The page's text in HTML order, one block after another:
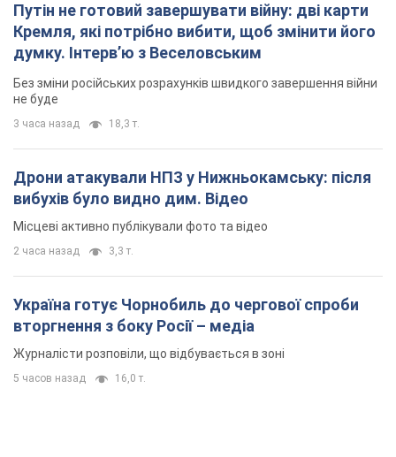
Путін не готовий завершувати війну: дві карти
Кремля, які потрібно вибити, щоб змінити його
думку. Інтерв’ю з Веселовським
Без зміни російських розрахунків швидкого завершення війни
не буде
3 часа назад 18,3 т.
Дрони атакували НПЗ у Нижньокамську: після
вибухів було видно дим. Відео
Місцеві активно публікували фото та відео
2 часа назад 3,3 т.
Україна готує Чорнобиль до чергової спроби
вторгнення з боку Росії – медіа
Журналісти розповіли, що відбувається в зоні
5 часов назад 16,0 т.